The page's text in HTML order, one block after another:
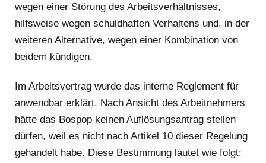
wegen einer Störung des Arbeitsverhältnisses,
hilfsweise wegen schuldhaften Verhaltens und, in der
weiteren Alternative, wegen einer Kombination von
beidem kündigen.
Im Arbeitsvertrag wurde das interne Reglement für
anwendbar erklärt. Nach Ansicht des Arbeitnehmers
hätte das Bospop keinen Auflösungsantrag stellen
dürfen, weil es nicht nach Artikel 10 dieser Regelung
gehandelt habe. Diese Bestimmung lautet wie folgt: